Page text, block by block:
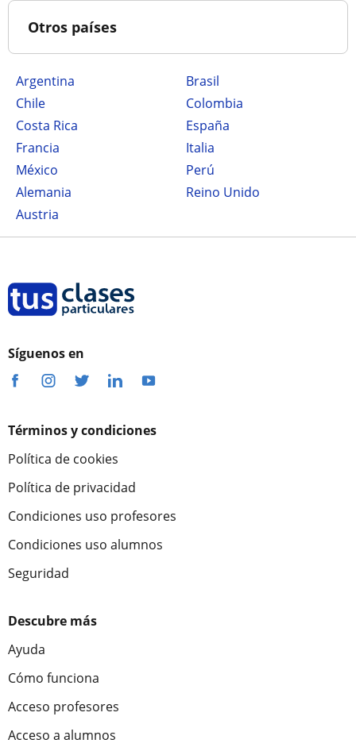
Otros países
Argentina
Brasil
Chile
Colombia
Costa Rica
España
Francia
Italia
México
Perú
Alemania
Reino Unido
Austria
Síguenos en
Términos y condiciones
Política de cookies
Política de privacidad
Condiciones uso profesores
Condiciones uso alumnos
Seguridad
Descubre más
Ayuda
Cómo funciona
Acceso profesores
Acceso a alumnos